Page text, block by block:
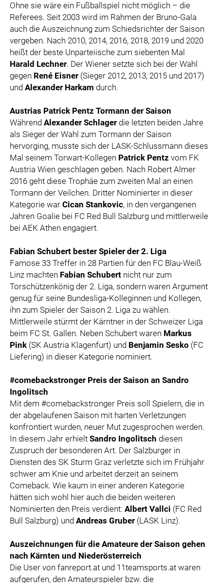
Ohne sie wäre ein Fußballspiel nicht möglich – die
Referees. Seit 2003 wird im Rahmen der Bruno-Gala
auch die Auszeichnung zum Schiedsrichter der Saison
vergeben. Nach 2010, 2014, 2016, 2018, 2019 und 2020
heißt der beste Unparteiische zum siebenten Mal
Harald Lechner. Der Wiener setzte sich bei der Wahl
gegen René Eisner (Sieger 2012, 2013, 2015 und 2017)
und Alexander Harkam durch.
Austrias Patrick Pentz Tormann der Saison
Während Alexander Schlager die letzten beiden Jahre
als Sieger der Wahl zum Tormann der Saison
hervorging, musste sich der LASK-Schlussmann dieses
Mal seinem Torwart-Kollegen Patrick Pentz vom FK
Austria Wien geschlagen geben. Nach Robert Almer
2016 geht diese Trophäe zum zweiten Mal an einen
Tormann der Veilchen. Dritter Nominierter in dieser
Kategorie war Cican Stankovic, in den vergangenen
Jahren Goalie bei FC Red Bull Salzburg und mittlerweile
bei AEK Athen engagiert.
Fabian Schubert bester Spieler der 2. Liga
Famose 33 Treffer in 28 Partien für den FC Blau-Weiß
Linz machten Fabian Schubert nicht nur zum
Torschützenkönig der 2. Liga, sondern waren Argument
genug für seine Bundesliga-Kolleginnen und Kollegen,
ihn zum Spieler der Saison 2. Liga zu wählen.
Mittlerweile stürmt der Kärntner in der Schweizer Liga
beim FC St. Gallen. Neben Schubert waren Markus
Pink (SK Austria Klagenfurt) und Benjamin Sesko (FC
Liefering) in dieser Kategorie nominiert.
#comebackstronger Preis der Saison an Sandro
Ingolitsch
Mit dem #comebackstronger Preis soll Spielern, die in
der abgelaufenen Saison mit harten Verletzungen
konfrontiert wurden, neuer Mut zugesprochen werden.
In diesem Jahr erhielt Sandro Ingolitsch diesen
Zuspruch der besonderen Art. Der Salzburger in
Diensten des SK Sturm Graz verletzte sich im Frühjahr
schwer am Knie und arbeitet derzeit an seinem
Comeback. Wie kaum in einer anderen Kategorie
hätten sich wohl hier auch die beiden weiteren
Nominierten den Preis verdient: Albert Vallci (FC Red
Bull Salzburg) und Andreas Gruber (LASK Linz).
Auszeichnungen für die Amateure der Saison gehen
nach Kärnten und Niederösterreich
Die User von fanreport.at und 11teamsports.at waren
aufgerufen, den Amateurspieler bzw. die